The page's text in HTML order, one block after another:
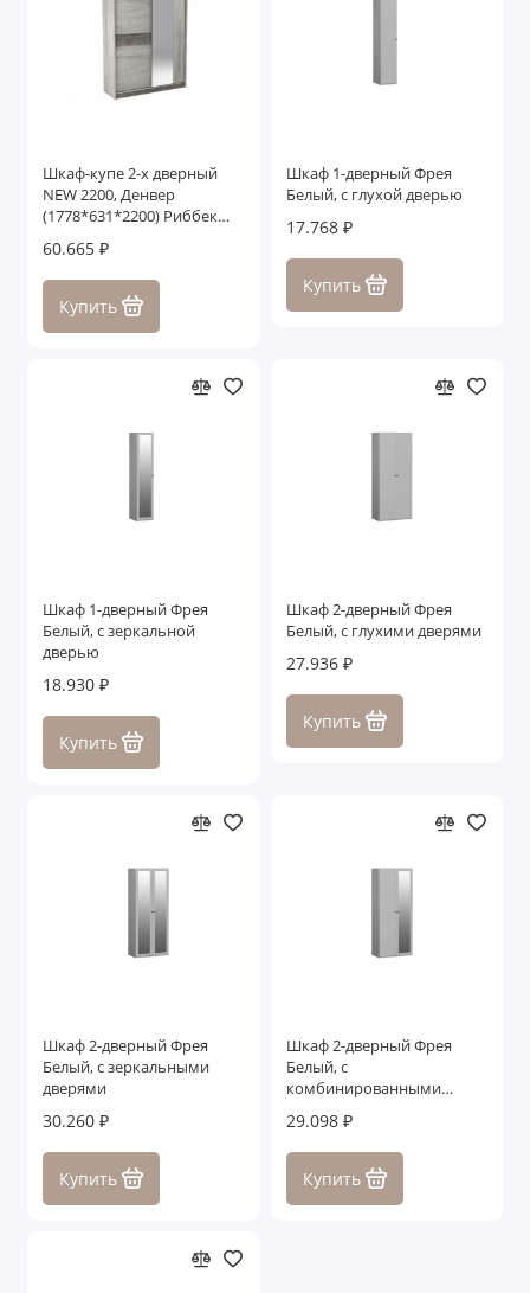
Шкаф-купе 2-х дверный
NEW 2200, Денвер
(1778*631*2200) Риббек
60.665 ₽
Купить
Шкаф 1-дверный Фрея
Белый, с глухой дверью
17.768 ₽
Купить
Шкаф 1-дверный Фрея
Белый, с зеркальной
дверью
18.930 ₽
Купить
Шкаф 2-дверный Фрея
Белый, с глухими дверями
27.936 ₽
Купить
Шкаф 2-дверный Фрея
Белый, с зеркальными
дверями
30.260 ₽
Купить
Шкаф 2-дверный Фрея
Белый, с
комбинированными
29.098 ₽
Купить